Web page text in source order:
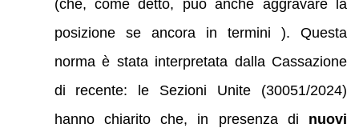
(che, come detto, può anche aggravare la
posizione se ancora in termini ). Questa
norma è stata interpretata dalla Cassazione
di recente: le Sezioni Unite (30051/2024)
hanno chiarito che, in presenza di nuovi